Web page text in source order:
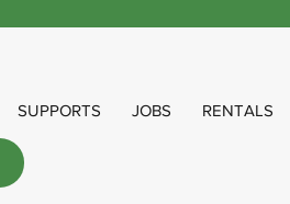
SUPPORTS JOBS RENTALS